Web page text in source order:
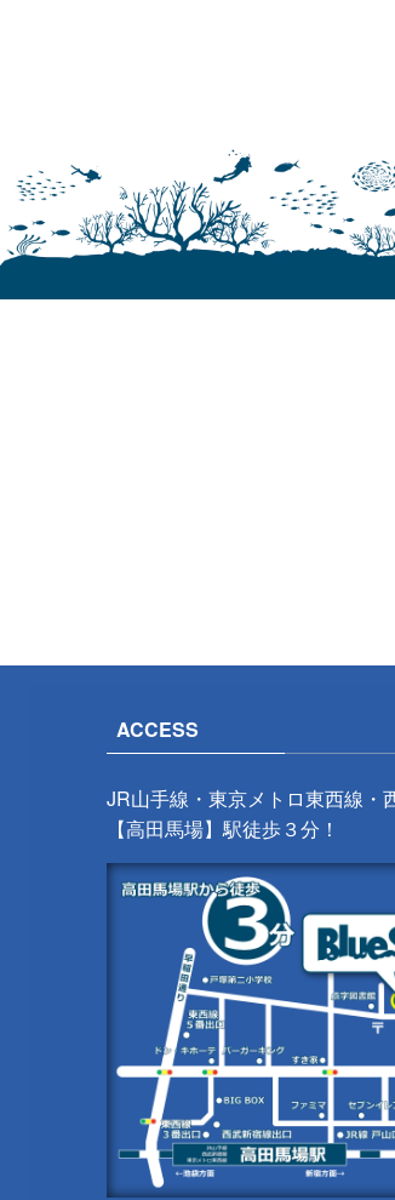
ACCESS
JR山手線・東京メトロ東西線・
【高田馬場】駅徒歩３分！